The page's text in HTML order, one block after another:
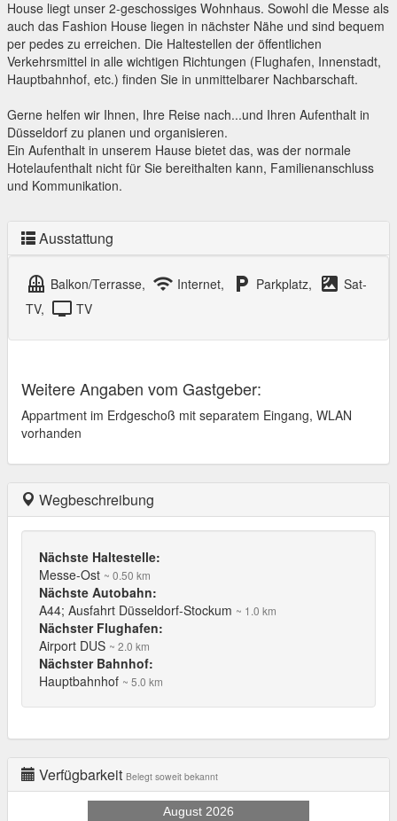
House liegt unser 2-geschossiges Wohnhaus. Sowohl die Messe als
auch das Fashion House liegen in nächster Nähe und sind bequem
per pedes zu erreichen. Die Haltestellen der öffentlichen
Verkehrsmittel in alle wichtigen Richtungen (Flughafen, Innenstadt,
Hauptbahnhof, etc.) finden Sie in unmittelbarer Nachbarschaft.
Gerne helfen wir Ihnen, Ihre Reise nach...und Ihren Aufenthalt in
Düsseldorf zu planen und organisieren.
Ein Aufenthalt in unserem Hause bietet das, was der normale
Hotelaufenthalt nicht für Sie bereithalten kann, Familienanschluss
und Kommunikation.
Ausstattung
balcony Balkon/Terrasse, wifi Internet, local_parking Parkplatz, satellite Sat-
TV, tv TV
Weitere Angaben vom Gastgeber:
Appartment im Erdgeschoß mit separatem Eingang, WLAN
vorhanden
Wegbeschreibung
Nächste Haltestelle:
Messe-Ost ~ 0.50 km
Nächste Autobahn:
A44; Ausfahrt Düsseldorf-Stockum ~ 1.0 km
Nächster Flughafen:
Airport DUS ~ 2.0 km
Nächster Bahnhof:
Hauptbahnhof ~ 5.0 km
Verfügbarkeit Belegt soweit bekannt
August 2026